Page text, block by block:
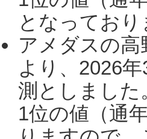
となってお
アメダスの
より、2026
測としました
1位の値（通